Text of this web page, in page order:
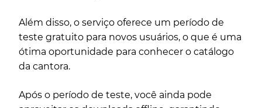
Além disso, o serviço oferece um período de
teste gratuito para novos usuários, o que é uma
ótima oportunidade para conhecer o catálogo
da cantora.
Após o período de teste, você ainda pode